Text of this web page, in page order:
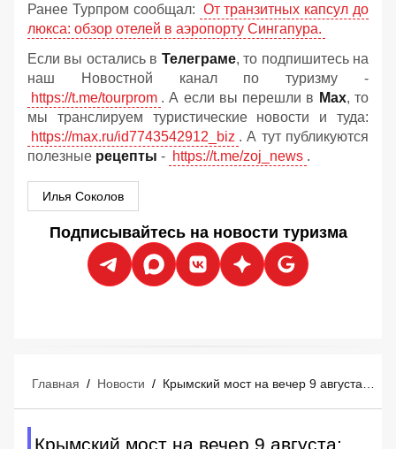
Ранее Турпром сообщал: От транзитных капсул до
люкса: обзор отелей в аэропорту Сингапура.
Если вы остались в Телеграме, то подпишитесь на
наш Новостной канал по туризму -
https://t.me/tourprom . А если вы перешли в Мах, то
мы транслируем туристические новости и туда:
https://max.ru/id7743542912_biz . А тут публикуются
полезные рецепты - https://t.me/zoj_news .
Илья Соколов
Подписывайтесь на новости туризма
Главная / Новости /
Крымский мост на вечер 9 августа: